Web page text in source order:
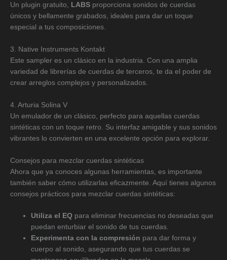
Un plugin gratuito,
LABS proporciona sonidos de cuerdas
únicos y bellamente grabados, ideales para dar un toque
especial a tus composiciones.
3. Native Instruments Kontakt
Este sampler es un clásico en la industria. Con una amplia
variedad de librerías de cuerdas de terceros, te da el poder de
crear arreglos complejos y personalizados.
4. Arturia Solina V
Un emulador de un clásico, perfecto para aquellas cuerdas
sintéticas con un toque retro. Su interfaz amigable y sus sonidos
vibrantes lo convierten en una excelente opción para explorar.
Consejos para mezclar cuerdas sintéticas
Ahora que ya conoces algunas herramientas, es importante
también saber cómo utilizarlas eficazmente. Aquí tienes algunos
consejos prácticos para mezclar cuerdas sintéticas:
Utiliza el EQ para eliminar frecuencias no deseadas que
puedan enturbiar el sonido de tus cuerdas.
Experimenta con la compresión para dar forma y
cuerpo al sonido, asegurando que tus cuerdas se